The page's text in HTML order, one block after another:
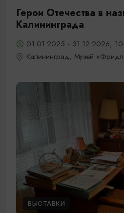
Герои Отечества в
Калининграда
01.01.2025 - 31.12.2026,
Калининград, Музей
ВЫСТАВКИ